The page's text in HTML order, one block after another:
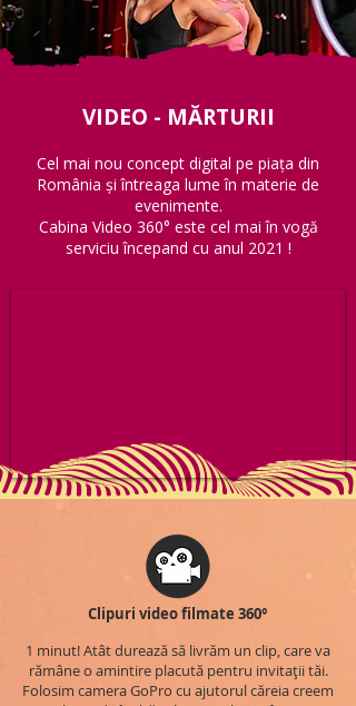
VIDEO - MĂRTURII
Cel mai nou concept digital pe piața din
România și întreaga lume în materie de
evenimente.
Cabina Video 360° este cel mai în vogă
serviciu începand cu anul 2021 !
Clipuri video filmate 360°
1 minut! Atât durează să livrăm un clip, care va
rămâne o amintire placută pentru invitații tăi.
Folosim camera GoPro cu ajutorul căreia creem